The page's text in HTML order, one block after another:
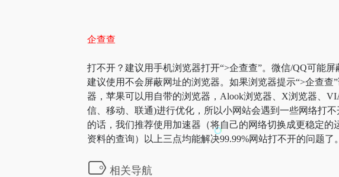
企查查
打不开？建议用手机浏览器打开“>企查查”。微信/QQ可能
建议使用不会屏蔽网址的浏览器。如果浏览器提示“>企查
器，苹果可以用自带的浏览器，Alook浏览器、X浏览器、
信、移动、联通)进行优化，所以小网站会遇到一些网络打
的话，我们推荐使用加速器（将自己的网络切换成更稳定
资料的查询）以上三点均能解决99.99%网站打不开的问题
相关导航